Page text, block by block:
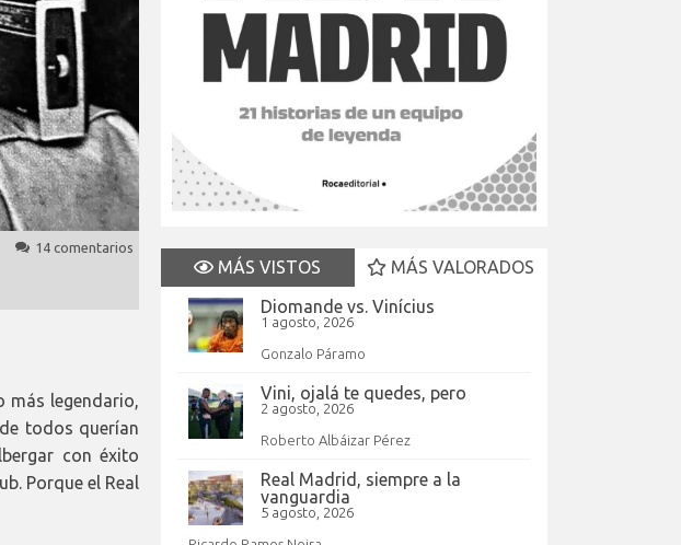
14 comentarios
más legendario,
todos querían
con éxito
Porque el Real
MÁS VISTOS
MÁS VALORADOS
Diomande vs. Vinícius
1 agosto, 2026
Gonzalo Páramo
Vini, ojalá te quedes, pero
2 agosto, 2026
Roberto Albáizar Pérez
Real Madrid, siempre a la
vanguardia
5 agosto, 2026